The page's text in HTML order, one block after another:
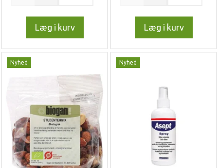
Læg i kurv Læg i kurv
Nyhed Nyhed